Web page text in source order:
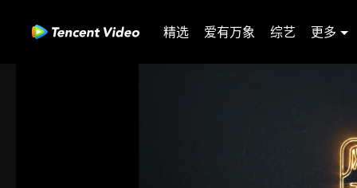
精选 爱有万象 综艺 更多